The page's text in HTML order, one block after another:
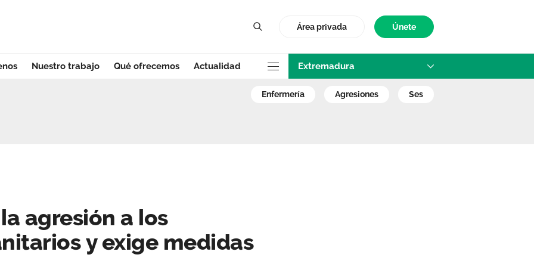
Área privada
Únete
Nuestro trabajo Qué ofrecemos Actualidad Extremadura
agresión a los profesionales
enfermería agresiones ses
agresión a los
y exige medidas